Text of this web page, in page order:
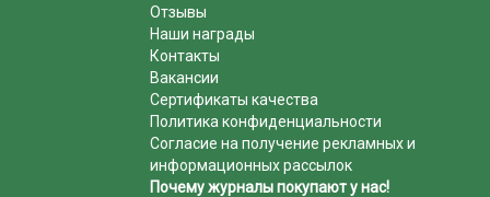
Отзывы
Наши награды
Контакты
Вакансии
Сертификаты качества
Политика конфиденциальности
Согласие на получение рекламных и
информационных рассылок
Почему журналы покупают у нас!